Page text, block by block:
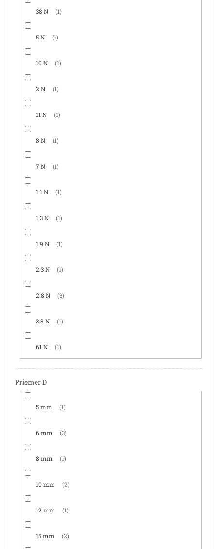
38 N 1
5 N 1
10 N 1
2 N 1
11 N 1
8 N 1
7 N 1
1.1 N 1
1.3 N 1
1.9 N 1
2.3 N 1
2.8 N 3
3.8 N 1
61 N 1
Priemer D
5 mm 1
6 mm 3
8 mm 1
10 mm 2
12 mm 1
15 mm 2